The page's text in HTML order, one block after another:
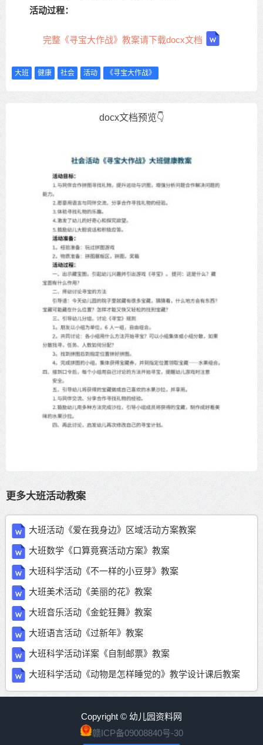
活动过程：
完整《寻宝大作战》教案请下载docx文档
大班 健康 社会 活动 《寻宝大作战》
docx文档预览👇
更多大班活动教案
大班活动《爱在我身边》区域活动方案教案
大班数学《口算竟赛活动方案》教案
大班科学活动《不一样的小豆芽》教案
大班美术活动《美丽的花》教案
大班音乐活动《金蛇狂舞》教案
大班语言活动《过新年》教案
大班科学活动详案《自制邮票》教案
大班科学活动《动物是怎样睡觉的》教学设计课后教案
Copyright © 幼儿园资料网
赣ICP备09008840号-30